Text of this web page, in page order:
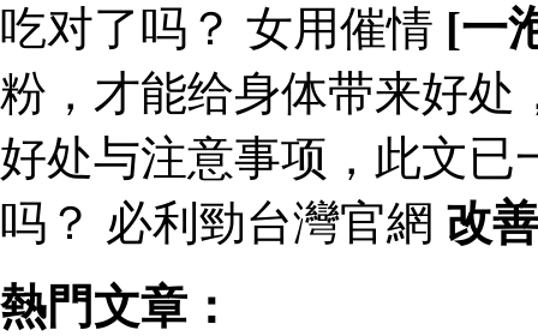
吃对了吗？ 女用催情 [一
粉，才能给身体带来好处
好处与注意事项，此文已
吗？ 必利勁台灣官網 改
熱門文章：